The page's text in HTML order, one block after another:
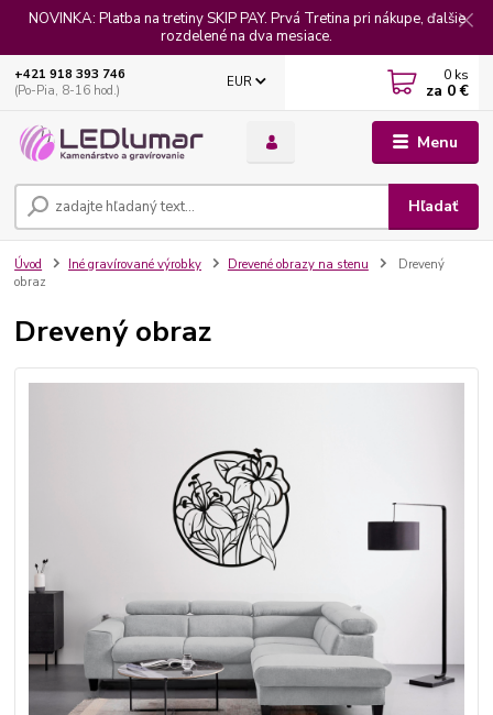
NOVINKA: Platba na tretiny SKIP PAY. Prvá Tretina pri nákupe, ďalšie
rozdelené na dva mesiace.
Menu
EUR
Hľadať
+421 918 393 746
(Po-Pia, 8-16 hod.)
0 ks
za 0 €
Úvod Iné gravírované výrobky Drevené obrazy na stenu
Drevený
obraz
Drevený obraz